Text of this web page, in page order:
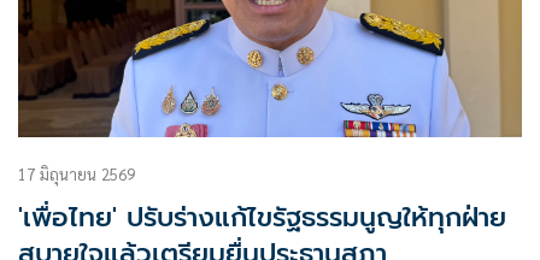
17 มิถุนายน 2569
'เพื่อไทย' ปรับร่างแก้ไขรัฐธรรมนูญให้ทุกฝ่าย